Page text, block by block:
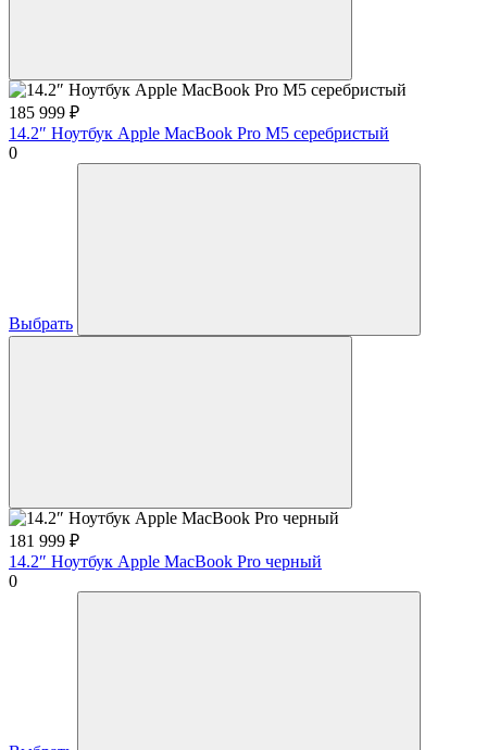
185 999 ₽
14.2″ Ноутбук Apple MacBook Pro M5 серебристый
0
Выбрать
181 999 ₽
14.2″ Ноутбук Apple MacBook Pro черный
0